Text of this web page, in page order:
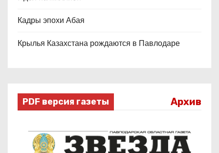
Кадры эпохи Абая
Крылья Казахстана рождаются в Павлодаре
PDF версия газеты Архив